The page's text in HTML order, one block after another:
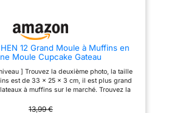
comme moule à
gâteau.
à
main
du
le
Évitez
revêtements. Pas de migration à
mgkg Facile a nettoyer : Le
revêtement antiadhésif est
sans cadmium Fabrique en
france par tefal, n degrès1
mondialdes articles culinaires
12 Grand Moule à Muffins en
Moule Cupcake Gateau
] Trouvez la deuxième photo, la taille
est de 33 x 25 x 3 cm, il est plus grand
à muffins sur le marché. Trouvez la
nos moules à muffins sont plus solides, ne
13,99 €